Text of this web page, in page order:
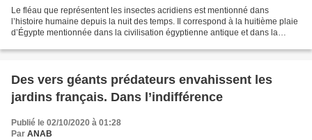
Le fléau que représentent les insectes acridiens est mentionné dans
l’histoire humaine depuis la nuit des temps. Il correspond à la huitième plaie
d’Égypte mentionnée dans la civilisation égyptienne antique et dans la
Des vers géants prédateurs envahissent les
jardins français. Dans l’indifférence
Publié le 02/10/2020 à 01:28
Par ANAB